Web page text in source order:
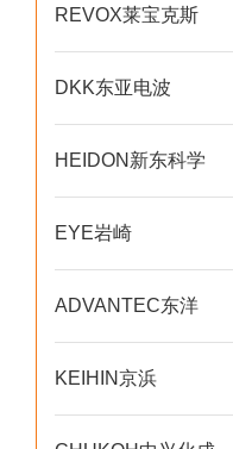
REVOX莱宝克斯
DKK东亚电波
HEIDON新东科学
EYE岩崎
ADVANTEC东洋
KEIHIN京浜